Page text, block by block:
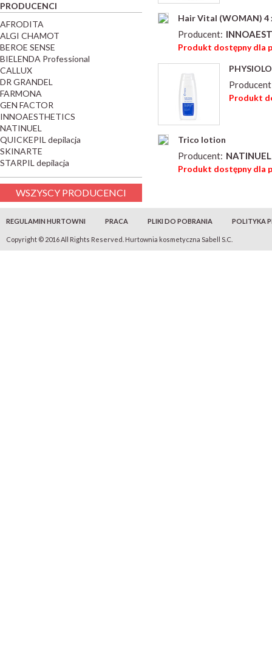
PRODUCENCI
AFRODITA
ALGI CHAMOT
BEROE SENSE
BIELENDA Professional
CALLUX
DR GRANDEL
FARMONA
GEN FACTOR
INNOAESTHETICS
NATINUEL
QUICKEPIL depilacja
SKINARTE
STARPIL depilacja
WSZYSCY PRODUCENCI
Hair Vital (WOMAN) 4
Producent:
Produkt dostępny dla
Produkt
Trico lotion
Producent: NATINUEL
Produkt dostępny dla
REGULAMIN HURTOWNI PRACA PLIKI DO POBRANIA POLITYKA
Copyright © 2016 All Rights Reserved. Hurtownia kosmetyczna Sabell S.C.